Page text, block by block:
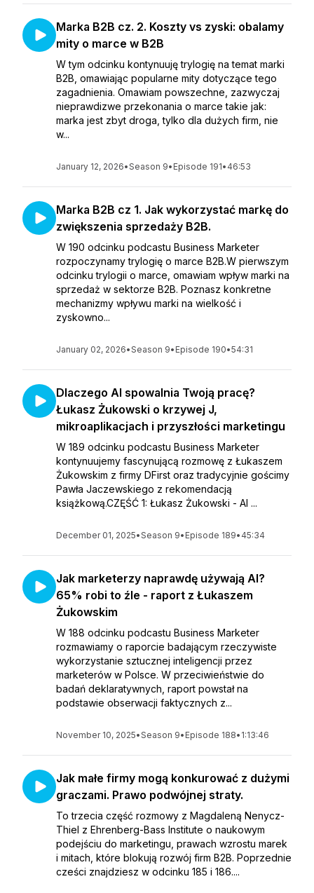
Marka B2B cz. 2. Koszty vs zyski: obalamy
mity o marce w B2B
W tym odcinku kontynuuję trylogię na temat marki
B2B, omawiając popularne mity dotyczące tego
zagadnienia. Omawiam powszechne, zazwyczaj
nieprawdizwe przekonania o marce takie jak:
marka jest zbyt droga, tylko dla dużych firm, nie
w...
January 12, 2026•Season 9• Episode 191• 46:53
Marka B2B cz 1. Jak wykorzystać markę do
zwiększenia sprzedaży B2B.
W 190 odcinku podcastu Business Marketer
rozpoczynamy trylogię o marce B2B.W pierwszym
odcinku trylogii o marce, omawiam wpływ marki na
sprzedaż w sektorze B2B. Poznasz konkretne
mechanizmy wpływu marki na wielkość i
zyskowno...
January 02, 2026•Season 9• Episode 190•54:31
Dlaczego AI spowalnia Twoją pracę?
Łukasz Żukowski o krzywej J,
mikroaplikacjach i przyszłości marketingu
W 189 odcinku podcastu Business Marketer
kontynuujemy fascynującą rozmowę z Łukaszem
Żukowskim z firmy DFirst oraz tradycyjnie gościmy
Pawła Jaczewskiego z rekomendacją
książkową.CZĘŚĆ 1: Łukasz Żukowski - AI ...
December 01, 2025•Season 9• Episode 189• 45:34
Jak marketerzy naprawdę używają AI?
65% robi to źle - raport z Łukaszem
Żukowskim
W 188 odcinku podcastu Business Marketer
rozmawiamy o raporcie badającym rzeczywiste
wykorzystanie sztucznej inteligencji przez
marketerów w Polsce. W przeciwieństwie do
badań deklaratywnych, raport powstał na
podstawie obserwacji faktycznych z...
November 10, 2025•Season 9• Episode 188• 1:13:46
Jak małe firmy mogą konkurować z dużymi
graczami. Prawo podwójnej straty.
To trzecia część rozmowy z Magdaleną Nenycz-
Thiel z Ehrenberg-Bass Institute o naukowym
podejściu do marketingu, prawach wzrostu marek
i mitach, które blokują rozwój firm B2B. Poprzednie
cześci znajdziesz w odcinku 185 i 186....